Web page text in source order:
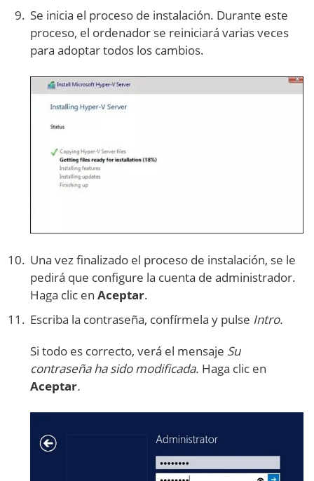
Se inicia el proceso de instalación. Durante este
proceso, el ordenador se reiniciará varias veces
para adoptar todos los cambios.
Una vez finalizado el proceso de instalación, se le
pedirá que configure la cuenta de administrador.
Haga clic en Aceptar.
Escriba la contraseña, confírmela y pulse Intro.
Si todo es correcto, verá el mensaje Su
contraseña ha sido modificada. Haga clic en
Aceptar.